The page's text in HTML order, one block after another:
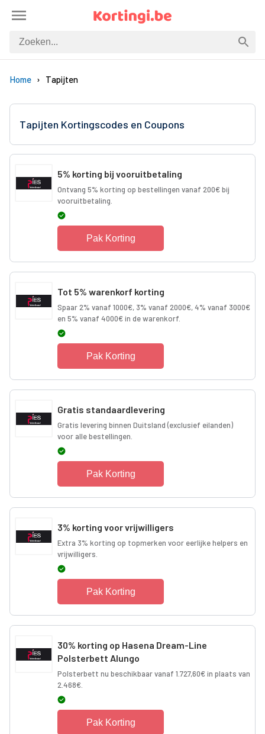
Home Tapijten
Tapijten Kortingscodes en Coupons
5% korting bij vooruitbetaling
Ontvang 5% korting op bestellingen vanaf 200€ bij
vooruitbetaling.
Pak Korting
Tot 5% warenkorf korting
Spaar 2% vanaf 1000€, 3% vanaf 2000€, 4% vanaf 3000€
en 5% vanaf 4000€ in de warenkorf.
Pak Korting
Gratis standaardlevering
Gratis levering binnen Duitsland (exclusief eilanden)
voor alle bestellingen.
Pak Korting
3% korting voor vrijwilligers
Extra 3% korting op topmerken voor eerlijke helpers en
vrijwilligers.
Pak Korting
30% korting op Hasena Dream-Line
Polsterbett Alungo
Polsterbett nu beschikbaar vanaf 1.727,60€ in plaats van
2.468€.
Pak Korting